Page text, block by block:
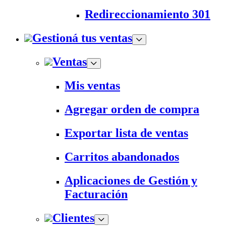
Redireccionamiento 301
Gestioná tus ventas
Ventas
Mis ventas
Agregar orden de compra
Exportar lista de ventas
Carritos abandonados
Aplicaciones de Gestión y
Facturación
Clientes